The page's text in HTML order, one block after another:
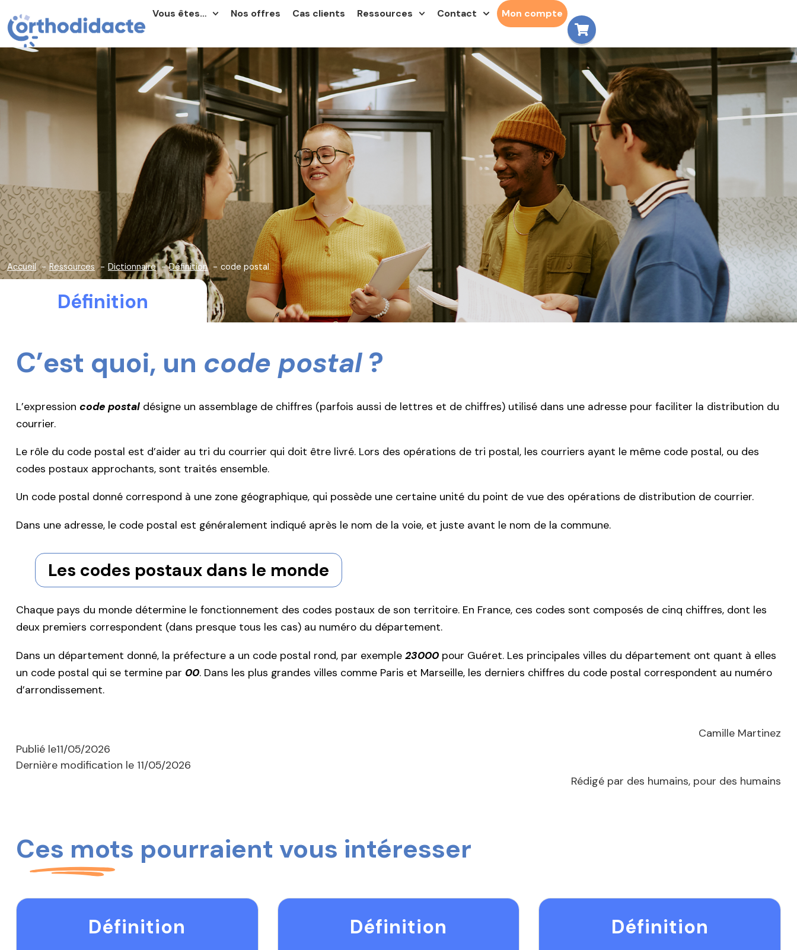
Vous êtes… Nos offres Cas clients Ressources Contact Mon compte
Accueil Ressources Dictionnaire Définition code postal
Définition
C’est quoi, un code postal?
L’expression code postal désigne un assemblage de chiffres (parfois aussi de lettres et de chiffres) utilisé dans une adresse pour faciliter la distribution du
courrier.
Le rôle du code postal est d’aider au tri du courrier qui doit être livré. Lors des opérations de tri postal, les courriers ayant le même code postal, ou des
codes postaux approchants, sont traités ensemble.
Un code postal donné correspond à une zone géographique, qui possède une certaine unité du point de vue des opérations de distribution de courrier.
Dans une adresse, le code postal est généralement indiqué après le nom de la voie, et juste avant le nom de la commune.
Les codes postaux dans le monde
Chaque pays du monde détermine le fonctionnement des codes postaux de son territoire. En France, ces codes sont composés de cinq chiffres, dont les
deux premiers correspondent (dans presque tous les cas) au numéro du département.
Dans un département donné, la préfecture a un code postal rond, par exemple 23000 pour Guéret. Les principales villes du département ont quant à elles
un code postal qui se termine par 00. Dans les plus grandes villes comme Paris et Marseille, les derniers chiffres du code postal correspondent au numéro
d’arrondissement.
Camille Martinez
Publié le11/05/2026
Dernière modification le 11/05/2026
Rédigé par des humains, pour des humains
Ces mots pourraient vous intéresser
Définition Définition Définition